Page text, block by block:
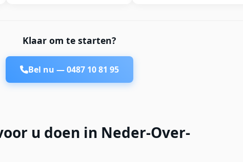
Klaar om te starten?
Bel nu —0487 10 81 95
u doen in Neder-Over-